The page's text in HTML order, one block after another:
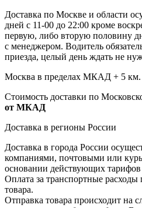
Доставка по Москве и области
дней с 11-00 до 22:00 кроме
первую, либо вторую половину
с менеджером. Водитель
приезда, целый день ждать не
Москва в пределах МКАД + 5
Стоимость доставки по
от МКАД
Доставка в регионы России
Доставка в города России
компаниями, почтовыми или
основании действующих тарифов
Оплата за транспортные
товара.
Отправка товара происходит на